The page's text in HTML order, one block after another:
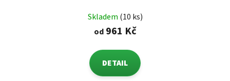
Skladem (10 ks)
od961 Kč
DETAIL